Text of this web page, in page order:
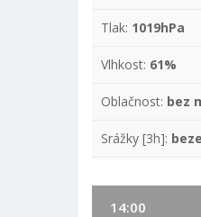
Tlak: 1019hPa
Vlhkost: 61%
Oblačnost: bez
Srážky [3h]:
14:00